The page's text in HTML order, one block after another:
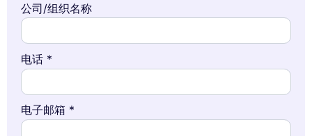
公司/组织名称
电话 *
电子邮箱 *